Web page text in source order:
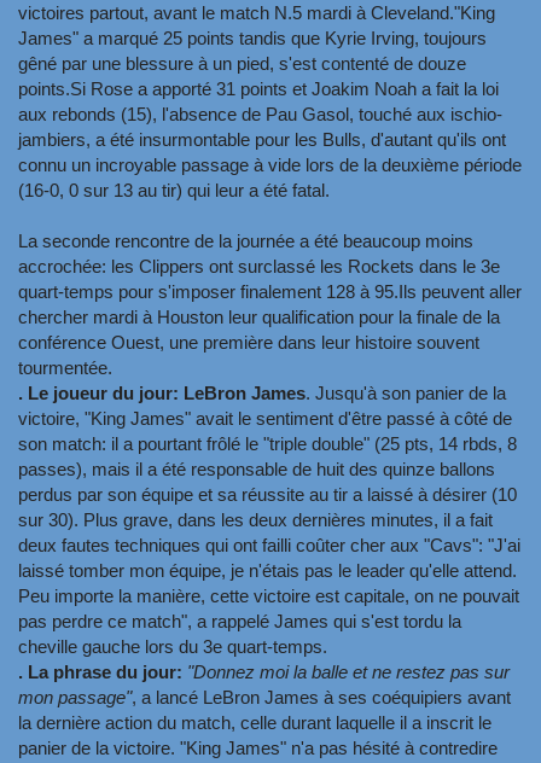
victoires partout, avant le match N.5 mardi à Cleveland."King
James" a marqué 25 points tandis que Kyrie Irving, toujours
gêné par une blessure à un pied, s'est contenté de douze
points.Si Rose a apporté 31 points et Joakim Noah a fait la loi
aux rebonds (15), l'absence de Pau Gasol, touché aux ischio-
jambiers, a été insurmontable pour les Bulls, d'autant qu'ils ont
connu un incroyable passage à vide lors de la deuxième période
(16-0, 0 sur 13 au tir) qui leur a été fatal.
La seconde rencontre de la journée a été beaucoup moins
accrochée: les Clippers ont surclassé les Rockets dans le 3e
quart-temps pour s'imposer finalement 128 à 95.Ils peuvent aller
chercher mardi à Houston leur qualification pour la finale de la
conférence Ouest, une première dans leur histoire souvent
tourmentée.
. Le joueur du jour: LeBron James. Jusqu'à son panier de la
victoire, "King James" avait le sentiment d'être passé à côté de
son match: il a pourtant frôlé le "triple double" (25 pts, 14 rbds, 8
passes), mais il a été responsable de huit des quinze ballons
perdus par son équipe et sa réussite au tir a laissé à désirer (10
sur 30). Plus grave, dans les deux dernières minutes, il a fait
deux fautes techniques qui ont failli coûter cher aux "Cavs": "J'ai
laissé tomber mon équipe, je n'étais pas le leader qu'elle attend.
Peu importe la manière, cette victoire est capitale, on ne pouvait
pas perdre ce match", a rappelé James qui s'est tordu la
cheville gauche lors du 3e quart-temps.
. La phrase du jour: "Donnez moi la balle et ne restez pas sur
mon passage", a lancé LeBron James à ses coéquipiers avant
la dernière action du match, celle durant laquelle il a inscrit le
panier de la victoire. "King James" n'a pas hésité à contredire